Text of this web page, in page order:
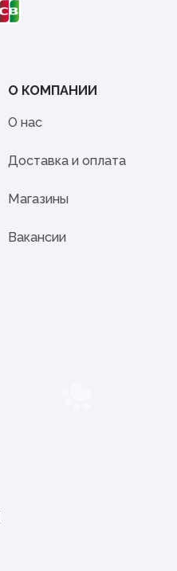
О КОМПАНИИ
О нас
Доставка и оплата
Магазины
Вакансии